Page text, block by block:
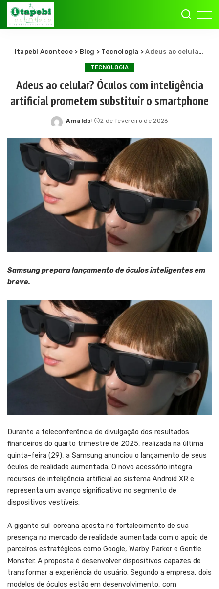
Itapebi Acontece> Blog > Tecnologia >Adeus ao celular? Óculos com inteligência artificial prometem substituir o smartphone
TECNOLOGIA
Adeus ao celular? Óculos com inteligência
artificial prometem substituir o smartphone
Posted
Arnaldo 2 de fevereiro de 2026
Samsung prepara lançamento de óculos inteligentes em
breve.
Durante a teleconferência de divulgação dos resultados
financeiros do quarto trimestre de 2025, realizada na última
quinta-feira (29), a Samsung anunciou o lançamento de seus
óculos de realidade aumentada. O novo acessório integra
recursos de inteligência artificial ao sistema Android XR e
representa um avanço significativo no segmento de
dispositivos vestíveis.
A gigante sul-coreana aposta no fortalecimento de sua
presença no mercado de realidade aumentada com o apoio de
parceiros estratégicos como Google, Warby Parker e Gentle
Monster. A proposta é desenvolver dispositivos capazes de
transformar a experiência do usuário. Segundo a empresa, dois
modelos de óculos estão em desenvolvimento, com